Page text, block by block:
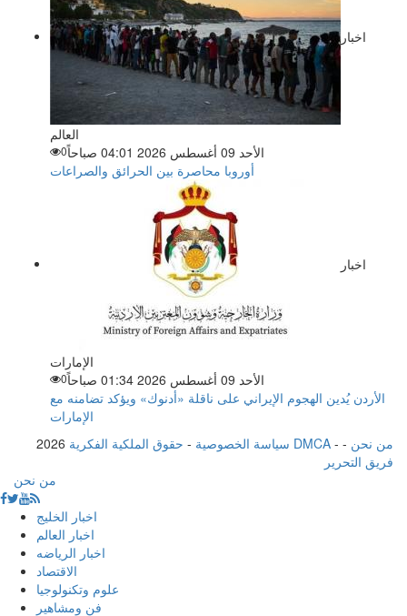
اخبار
العالم
الأحد 09 أغسطس 2026 04:01 صباحاً
0
أوروبا محاصرة بين الحرائق والصراعات
اخبار
الإمارات
الأحد 09 أغسطس 2026 01:34 صباحاً
0
الأردن يُدين الهجوم الإيراني على ناقلة «أدنوك» ويؤكد تضامنه مع
الإمارات
2026
سياسة الخصوصية - حقوق الملكية الفكرية DMCA - من نحن -
فريق التحرير
من نحن
اخبار الخليج
اخبار العالم
اخبار الرياضه
الاقتصاد
علوم وتكنولوجيا
فن ومشاهير